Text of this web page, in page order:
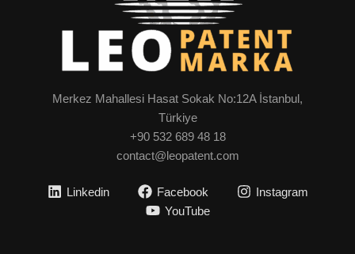
Merkez Mahallesi Hasat Sokak No:12A İstanbul,
Türkiye
+90 532 689 48 18
contact@leopatent.com
Linkedin Facebook
Instagram
YouTube